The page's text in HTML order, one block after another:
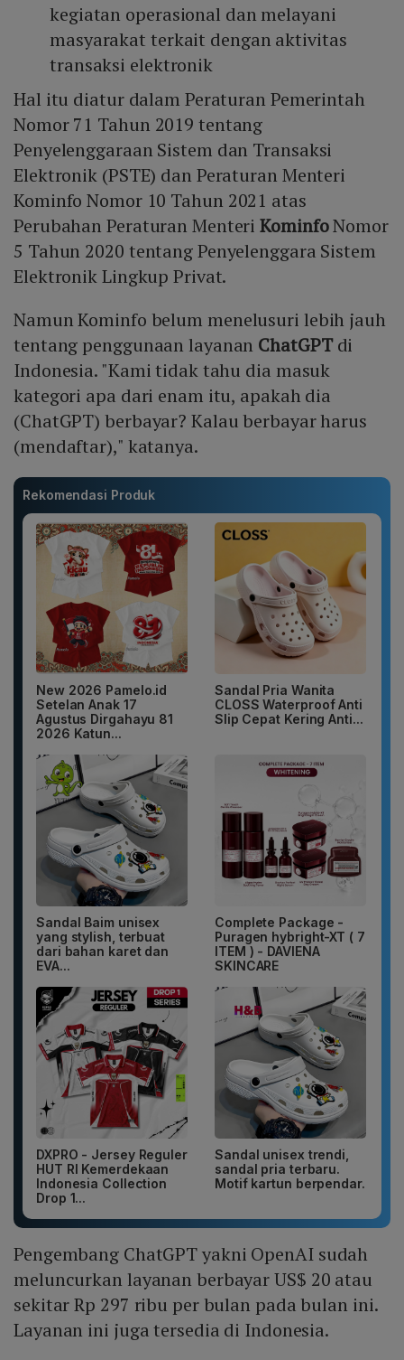
kegiatan operasional dan melayani
masyarakat terkait dengan aktivitas
transaksi elektronik
Hal itu diatur dalam Peraturan Pemerintah
Nomor 71 Tahun 2019 tentang
Penyelenggaraan Sistem dan Transaksi
Elektronik (PSTE) dan Peraturan Menteri
Kominfo Nomor 10 Tahun 2021 atas
Perubahan Peraturan MenteriKominfoNomor
5 Tahun 2020 tentang Penyelenggara Sistem
Elektronik Lingkup Privat.
Namun Kominfo belum menelusuri lebih jauh
tentang penggunaan layanan ChatGPTdi
Indonesia. "Kami tidak tahu dia masuk
kategori apa dari enam itu, apakah dia
(ChatGPT) berbayar? Kalau berbayar harus
(mendaftar)," katanya.
Rekomendasi Produk
New 2026 Pamelo.id
Setelan Anak 17
Agustus Dirgahayu 81
2026 Katun...
Sandal Pria Wanita
CLOSS Waterproof Anti
Slip Cepat Kering Anti...
Sandal Baim unisex
yang stylish, terbuat
dari bahan karet dan
EVA...
Complete Package -
Puragen hybright-XT ( 7
ITEM ) - DAVIENA
SKINCARE
DXPRO - Jersey Reguler
HUT RI Kemerdekaan
Indonesia Collection
Drop 1...
Sandal unisex trendi,
sandal pria terbaru.
Motif kartun berpendar.
Pengembang ChatGPT yakni OpenAI sudah
meluncurkan layanan berbayar US$ 20 atau
sekitar Rp 297 ribu per bulan pada bulan ini.
Layanan ini juga tersedia di Indonesia.